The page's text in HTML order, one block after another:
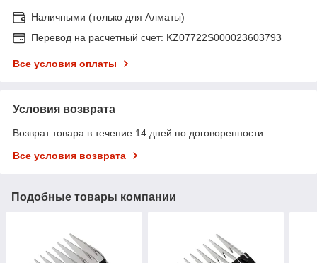
Наличными (только для Алматы)
Перевод на расчетный счет: KZ07722S000023603793
Все условия оплаты
Условия возврата
Возврат товара в течение 14 дней по договоренности
Все условия возврата
Подобные товары компании